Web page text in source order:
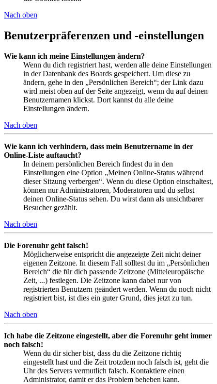
Nach oben
Benutzerpräferenzen und -einstellungen
Wie kann ich meine Einstellungen ändern?
Wenn du dich registriert hast, werden alle deine Einstellungen
in der Datenbank des Boards gespeichert. Um diese zu
ändern, gehe in den „Persönlichen Bereich“; der Link dazu
wird meist oben auf der Seite angezeigt, wenn du auf deinen
Benutzernamen klickst. Dort kannst du alle deine
Einstellungen ändern.
Nach oben
Wie kann ich verhindern, dass mein Benutzername in der
Online-Liste auftaucht?
In deinem persönlichen Bereich findest du in den
Einstellungen eine Option „Meinen Online-Status während
dieser Sitzung verbergen“. Wenn du diese Option einschaltest,
können nur Administratoren, Moderatoren und du selbst
deinen Online-Status sehen. Du wirst dann als unsichtbarer
Besucher gezählt.
Nach oben
Die Forenuhr geht falsch!
Möglicherweise entspricht die angezeigte Zeit nicht deiner
eigenen Zeitzone. In diesem Fall solltest du im „Persönlichen
Bereich“ die für dich passende Zeitzone (Mitteleuropäische
Zeit, ...) festlegen. Die Zeitzone kann dabei nur von
registrierten Benutzern geändert werden. Wenn du noch nicht
registriert bist, ist dies ein guter Grund, dies jetzt zu tun.
Nach oben
Ich habe die Zeitzone eingestellt, aber die Forenuhr geht immer
noch falsch!
Wenn du dir sicher bist, dass du die Zeitzone richtig
eingestellt hast und die Zeit trotzdem noch falsch ist, geht die
Uhr des Servers vermutlich falsch. Kontaktiere einen
Administrator, damit er das Problem beheben kann.